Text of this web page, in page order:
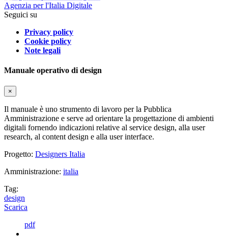
Agenzia per l'Italia Digitale
Seguici su
Privacy policy
Cookie policy
Note legali
Manuale operativo di design
×
Il manuale è uno strumento di lavoro per la Pubblica
Amministrazione e serve ad orientare la progettazione di ambienti
digitali fornendo indicazioni relative al service design, alla user
research, al content design e alla user interface.
Progetto: Designers Italia
Amministrazione: italia
Tag:
design
Scarica
pdf